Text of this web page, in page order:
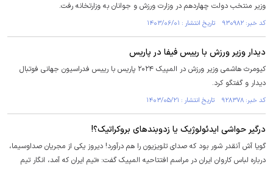
وزیر منتخب دولت چهاردهم در وزارت ورزش و جوانان به وزارتخانه رفت.
کد خبر: ۹۳۰۹۸۲ تاریخ انتشار : ۱۴۰۳/۰۶/۰۱
دیدار وزیر ورزش با رییس فیفا در پاریس
کیومرث هاشمی وزیر ورزش در المپیک ۲۰۲۴ پاریس با رییس فدراسیون جهانی فوتبال
دیدار و گفتگو کرد.
کد خبر: ۹۲۸۳۷۸ تاریخ انتشار : ۱۴۰۳/۰۵/۲۱
درگیر حواشی ایدئولوژیک یا زدوبند‌های بروکراتیک؟!
گویا آش آنقدر شور بود که صدای تلویزیون را هم درآورد! دیروز یکی از مجریان صدا‌وسیما،
درباره لباس کاروان ایران در مراسم افتتاحیه المپیک گفت: «تیم ایران که آمد، انگار تیم